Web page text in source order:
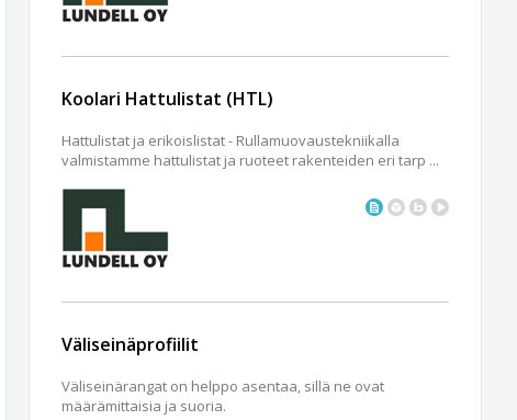
Koolari Hattulistat (HTL)
Hattulistat ja erikoislistat - Rullamuovaustekniikalla
valmistamme hattulistat ja ruoteet rakenteiden eri tarp ...
Väliseinäprofiilit
Väliseinärangat on helppo asentaa, sillä ne ovat
määrämittaisia ja suoria.